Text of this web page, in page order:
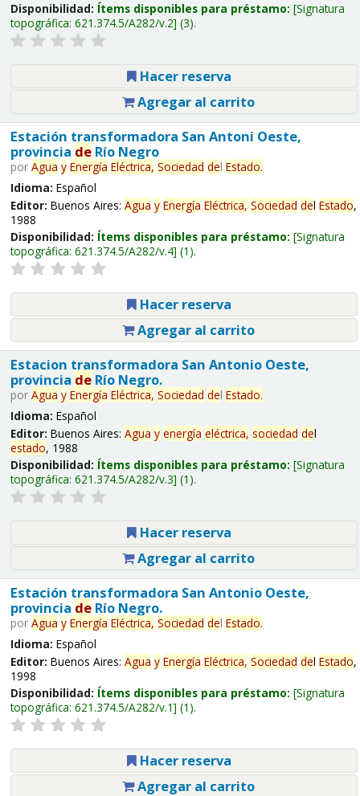
Disponibilidad: Ítems disponibles para préstamo: Signatura
topográfica: 621.374.5/A282/v.2 (3).
Hacer reserva
Agregar al carrito
Estación transformadora San Antoni Oeste,
provincia deRío Negro
por Agua y Energía Eléctrica, Sociedad del Estado.
Idioma: Español
Editor: Buenos Aires: Agua y Energía Eléctrica, Sociedad del Estado,
1988
Disponibilidad: Ítems disponibles para préstamo: Signatura
topográfica: 621.374.5/A282/v.4 (1).
Hacer reserva
Agregar al carrito
Estacion transformadora San Antonio Oeste,
provincia deRío Negro.
por Agua y Energía Eléctrica, Sociedad del Estado.
Idioma: Español
Editor: Buenos Aires: Agua y energía eléctrica, sociedad del
estado, 1988
Disponibilidad: Ítems disponibles para préstamo: Signatura
topográfica: 621.374.5/A282/v.3 (1).
Hacer reserva
Agregar al carrito
Estación transformadora San Antonio Oeste,
provincia deRío Negro.
por Agua y Energía Eléctrica, Sociedad del Estado.
Idioma: Español
Editor: Buenos Aires: Agua y Energía Eléctrica, Sociedad del Estado,
1998
Disponibilidad: Ítems disponibles para préstamo: Signatura
topográfica: 621.374.5/A282/v.1 (1).
Hacer reserva
Agregar al carrito